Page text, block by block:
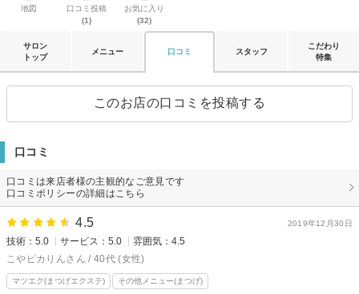
地図
口コミ投稿
(1)
お気に入り
(32)
サロン
トップ
メニュー 口コミ スタッフ
こだわり
特集
このお店の口コミを投稿する
口コミ
口コミは来店者様の主観的なご意見です
口コミポリシーの詳細はこちら
2019年12月30日
4.5
技術：5.0 サービス：5.0
雰囲気：4.5
こやピカりんさん / 40代 (女性)
マツエク(まつげエクステ) その他メニュー(まつげ)